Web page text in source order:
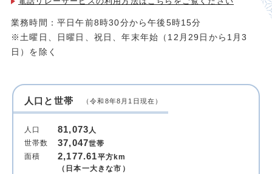
業務時間：平日午前8時30分から午後5時15分
※土曜日、日曜日、祝日、年末年始（12月29日から1月3
日）を除く
人口と世帯 （令和8年8月1日現在）
人口 81,073人
世帯数
37,047世帯
面積
2,177.61平方km
（日本一大きな市）